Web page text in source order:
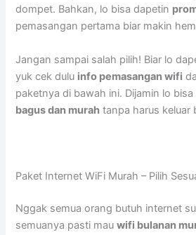
dompet. Bahkan, lo bisa dapetin
pemasangan pertama biar makin
Jangan sampai salah pilih! Biar lo
yuk cek dulu info pemasangan wifi
paketnya di bawah ini. Dijamin lo
bagus dan murah tanpa harus keluar
Paket Internet WiFi Murah – Pilih
Nggak semua orang butuh internet
semuanya pasti mauwifi bulanan